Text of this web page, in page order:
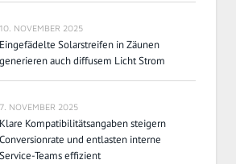
10. NOVEMBER 2025
Eingefädelte Solarstreifen in Zäunen
generieren auch diffusem Licht Strom
7. NOVEMBER 2025
Klare Kompatibilitätsangaben steigern
Conversionrate und entlasten interne
Service-Teams effizient